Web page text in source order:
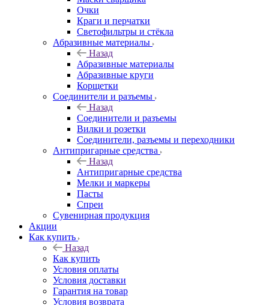
Очки
Краги и перчатки
Светофильтры и стёкла
Абразивные материалы
Назад
Абразивные материалы
Абразивные круги
Корщетки
Соединители и разъемы
Назад
Соединители и разъемы
Вилки и розетки
Соединители, разъемы и переходники
Антипригарные средства
Назад
Антипригарные средства
Мелки и маркеры
Пасты
Спреи
Сувенирная продукция
Акции
Как купить
Назад
Как купить
Условия оплаты
Условия доставки
Гарантия на товар
Условия возврата